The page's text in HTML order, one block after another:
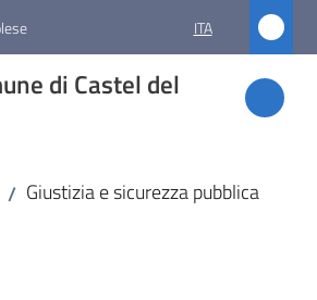
ITA
di Castel del
/ Giustizia e sicurezza pubblica